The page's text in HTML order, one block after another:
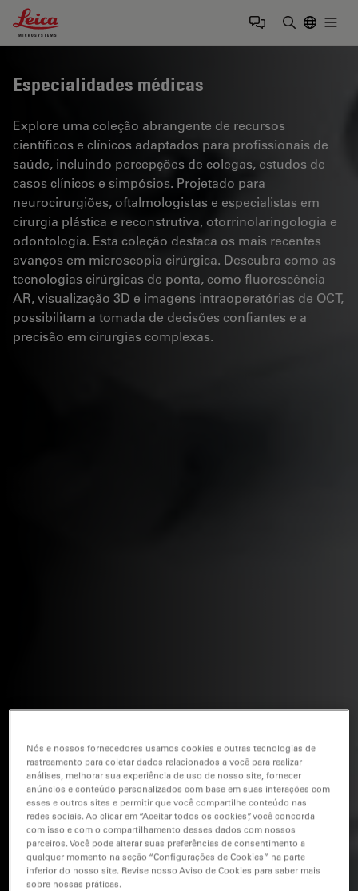
Leica Microsystems Logo
Especialidades médicas
Explore uma coleção abrangente de recursos
científicos e clínicos adaptados para profissionais de
saúde, incluindo percepções de colegas, estudos de
casos clínicos e simpósios. Projetado para
neurocirurgiões, oftalmologistas e especialistas em
cirurgia plástica e reconstrutiva, otorrinolaringologia e
odontologia. Esta coleção destaca os mais recentes
avanços em microscopia cirúrgica. Descubra como as
tecnologias cirúrgicas de ponta, como fluorescência
AR, visualização 3D e imagens intraoperatórias de OCT,
possibilitam a tomada de decisões confiantes e a
precisão em cirurgias complexas.
Nós e nossos fornecedores usamos cookies e outras tecnologias de
rastreamento para coletar dados relacionados a você para realizar
análises, melhorar sua experiência de uso de nosso site, fornecer
anúncios e conteúdo personalizados com base em suas interações com
esses e outros sites e permitir que você compartilhe conteúdo nas
redes sociais. Ao clicar em “Aceitar todos os cookies”, você concorda
com isso e com o compartilhamento desses dados com nossos
parceiros. Você pode alterar suas preferências de consentimento a
qualquer momento na seção “Configurações de Cookies” na parte
inferior do nosso site. Revise nosso Aviso de Cookies para saber mais
sobre nossas práticas.